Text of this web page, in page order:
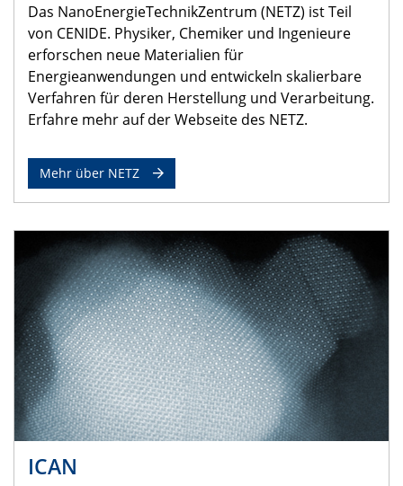
Das NanoEnergieTechnikZentrum (NETZ) ist Teil
von CENIDE. Physiker, Chemiker und Ingenieure
erforschen neue Materialien für
Energieanwendungen und entwickeln skalierbare
Verfahren für deren Herstellung und Verarbeitung.
Erfahre mehr auf der Webseite des NETZ.
Mehr über NETZ
ICAN